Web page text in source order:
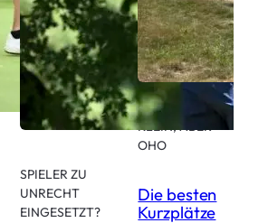
SPIELER ZU
UNRECHT
EINGESETZT?
KLEIN, ABER
OHO
Die besten
Kurzplätze